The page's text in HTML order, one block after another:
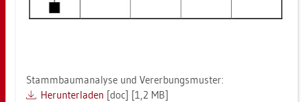
Stamm­baum­ana­ly­se und Ver­er­bungs­mus­ter:
Her­un­ter­la­den [doc] [1,2 MB]